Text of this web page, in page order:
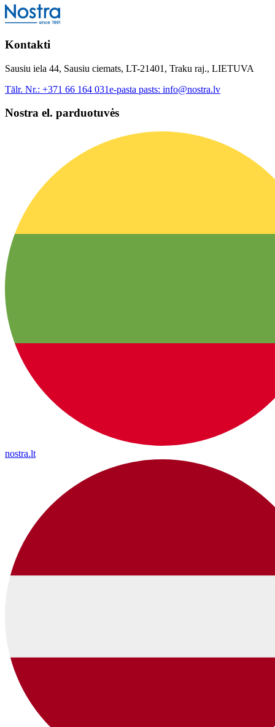
Kontakti
Sausiu iela 44, Sausiu ciemats, LT-21401, Traku raj., LIETUVA
Tālr. Nr.: +371 66 164 031e-pasta pasts: info@nostra.lv
Nostra el. parduotuvės
nostra.lt